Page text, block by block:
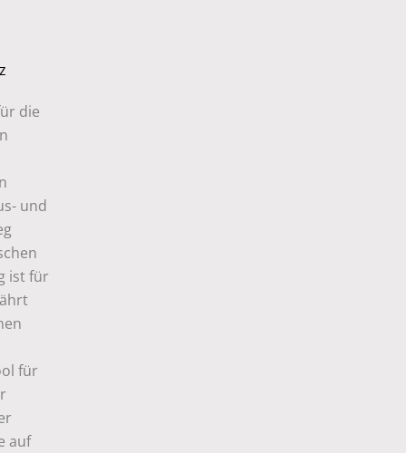
die
und
ist für
für
auf